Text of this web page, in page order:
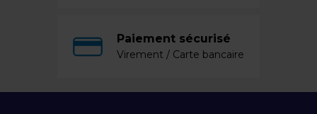
Paiement sécurisé
Virement / Carte bancaire